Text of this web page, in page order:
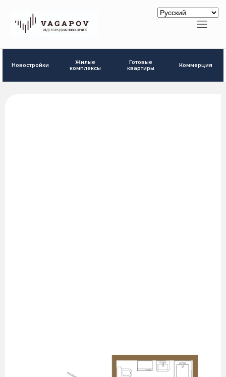
Новостройки
Жилые
комплексы
Готовые
квартиры
Коммерция